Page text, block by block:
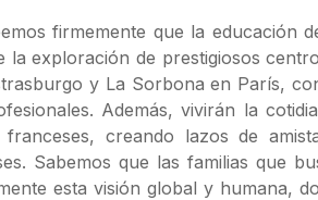
firmemente que la educación
la exploración de prestigiosos
y La Sorbona en París,
Además, vivirán la
creando lazos de
Sabemos que las familias que
esta visión global y humana,